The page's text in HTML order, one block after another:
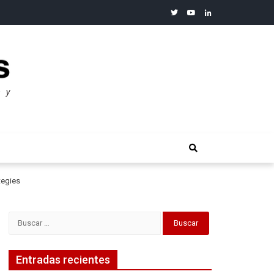
twitteryoutubelinkedin
Entradas recientes